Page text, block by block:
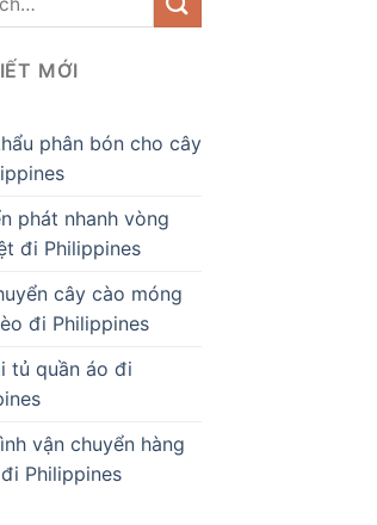
MỚI
phân bón cho cây
phát nhanh vòng
đi Philippines
cây cào móng
đi Philippines
tủ quần áo đi
vận chuyển hàng
Philippines